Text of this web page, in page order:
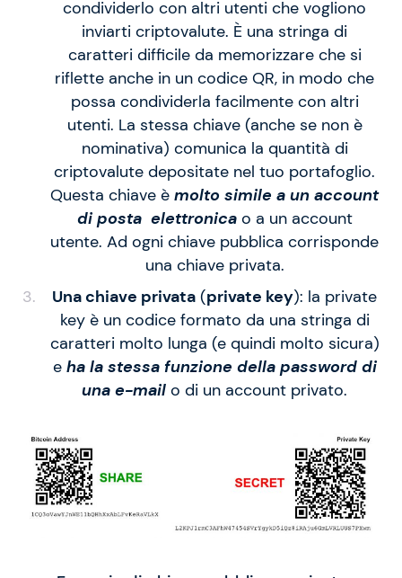
condividerlo con altri utenti che vogliono
inviarti criptovalute. È una stringa di
caratteri difficile da memorizzare che si
riflette anche in un codice QR, in modo che
possa condividerla facilmente con altri
utenti. La stessa chiave (anche se non è
nominativa) comunica la quantità di
criptovalute depositate nel tuo portafoglio.
Questa chiave èmolto simile a un account
di posta elettronicao a un account
utente. Ad ogni chiave pubblica corrisponde
una chiave privata.
Una chiave privata (private key): la private
key è un codice formato da una stringa di
caratteri molto lunga (e quindi molto sicura)
e ha la stessa funzione della password di
una e-mail o di un account privato.